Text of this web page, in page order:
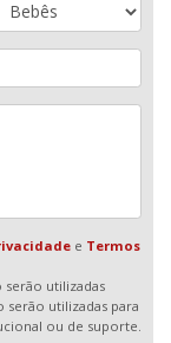
e Termos
utilizadas
serão utilizadas para
ou de suporte.